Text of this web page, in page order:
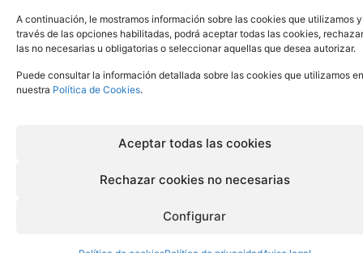
A continuación, le mostramos información sobre las cookies que utilizamos
través de las opciones habilitadas, podrá aceptar todas las cookies, rechazar
las no necesarias u obligatorias o seleccionar aquellas que desea autorizar.
Puede consultar la información detallada sobre las cookies que utilizamos en
nuestra Política de Cookies.
Aceptar todas las cookies
Rechazar cookies no necesarias
Configurar